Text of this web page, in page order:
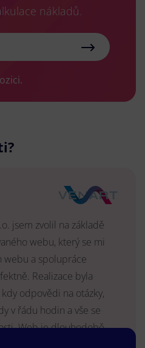
nákladů.
jsem zvolil na základě
webu, který se mi
webu a spolupráce
Realizace byla
odpovědi na otázky,
v řádu hodin a vše se
Web je dlouhodobě
upravován a podílí se